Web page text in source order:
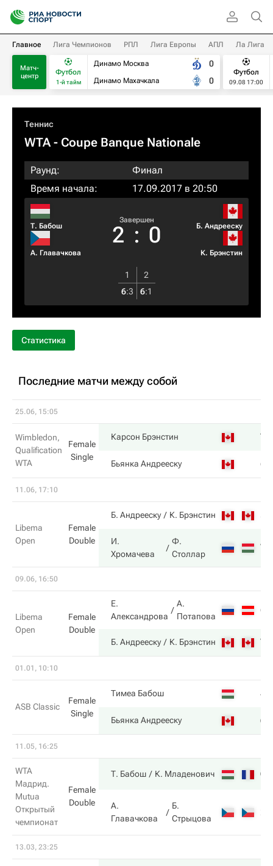
Главное Лига Чемпионов РПЛ Лига Европы АПЛ Ла Лига
Матч-
центр
Футбол
1-й тайм
Динамо Москва
Динамо Махачкала
0
0
Футбол
09.08 17:00
Теннис
WTA- Coupe Banque Nationale
Раунд:
Финал
Время начала:
17.09.2017 в 20:50
Т. Бабош
А. Главачкова
Завершен
2 : 0 Б. Андрееску
К. Брэнстин
1
2
6:3 6:1
Статистика
Последние матчи между собой
25.06, 15:05
Wimbledon,
Qualification
WTA
Female
Single
Карсон Брэнстин 7
Бьянка Андрееску 6
11.06, 17:10
Libema
Open
Female
Double
Б. Андрееску К. Брэнстин 5
И.
Хромачева
Ф.
Столлар
7
09.06, 16:50
Libema
Open
Female
Double
Е.
Александрова
А.
Потапова
6
Б. Андрееску К. Брэнстин 7
01.01, 10:10
ASB Classic
Female
Single
Тимеа Бабош 4
Бьянка Андрееску 6
11.05, 16:25
WTA
Мадрид.
Mutua
Открытый
чемпионат
Female
Double
Т. Бабош К. Младенович 6
А.
Главачкова
Б.
Стрыцова
2
13.03, 23:25